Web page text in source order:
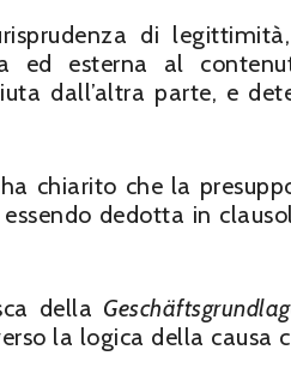
di
ed esterna al
dall’altra parte, e
chiarito che la
dedotta in
della
la logica della causa